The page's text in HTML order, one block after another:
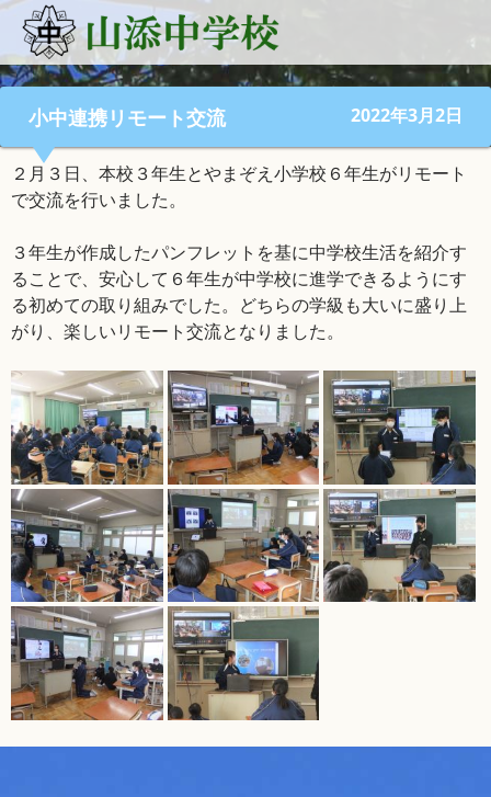
小中連携リモート交流 2022年3月2日
２月３日、本校３年生とやまぞえ小学校６年生がリモート
で交流を行いました。
３年生が作成したパンフレットを基に中学校生活を紹介す
ることで、安心して６年生が中学校に進学できるようにす
る初めての取り組みでした。どちらの学級も大いに盛り上
がり、楽しいリモート交流となりました。